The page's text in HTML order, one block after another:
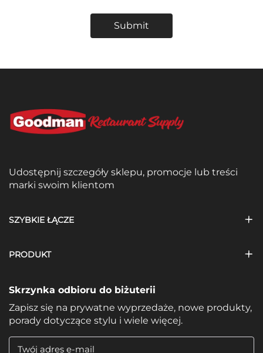
Submit
Udostępnij szczegóły sklepu, promocje lub treści
marki swoim klientom
SZYBKIE ŁĄCZE
PRODUKT
Skrzynka odbioru do biżuterii
Zapisz się na prywatne wyprzedaże, nowe produkty,
porady dotyczące stylu i wiele więcej.
Twój adres e-mail